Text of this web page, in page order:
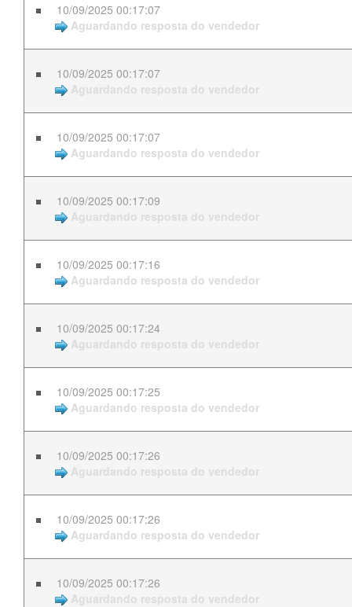
10/09/2025 00:17:07
Aguardando resposta do vendedor
10/09/2025 00:17:07
Aguardando resposta do vendedor
10/09/2025 00:17:07
Aguardando resposta do vendedor
10/09/2025 00:17:09
Aguardando resposta do vendedor
10/09/2025 00:17:16
Aguardando resposta do vendedor
10/09/2025 00:17:24
Aguardando resposta do vendedor
10/09/2025 00:17:25
Aguardando resposta do vendedor
10/09/2025 00:17:26
Aguardando resposta do vendedor
10/09/2025 00:17:26
Aguardando resposta do vendedor
10/09/2025 00:17:26
Aguardando resposta do vendedor